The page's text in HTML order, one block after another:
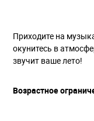
Приходите на
окунитесь в
звучит ваше лето!
Возрастное